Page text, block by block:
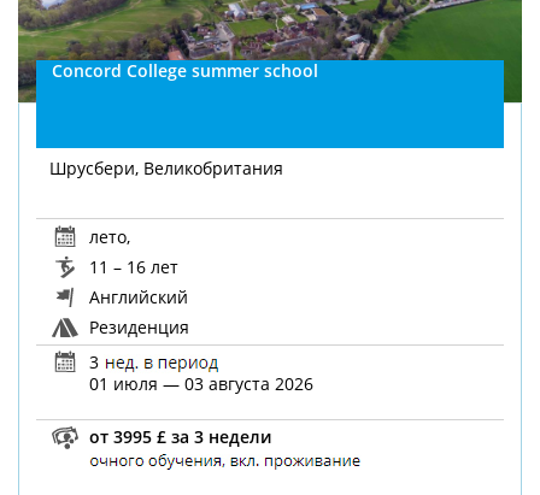
Concord College summer school
Шрусбери, Великобритания
лето,
11 – 16 лет
Английский
Резиденция
3
01 июля — 03 августа 2026
от 3995 £ за 3 недели